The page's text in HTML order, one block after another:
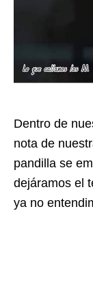
Dentro de
nota de
pandilla se
dejáramos el
ya no